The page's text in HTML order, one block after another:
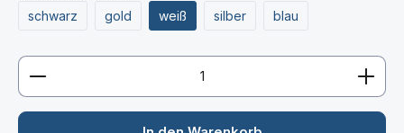
schwarz
gold weiß silber blau
Produkt Anzahl: Gib den gewünschten Wert ein